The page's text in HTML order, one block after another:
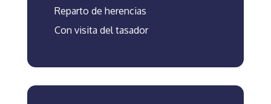
Reparto de herencias
Con visita del tasador